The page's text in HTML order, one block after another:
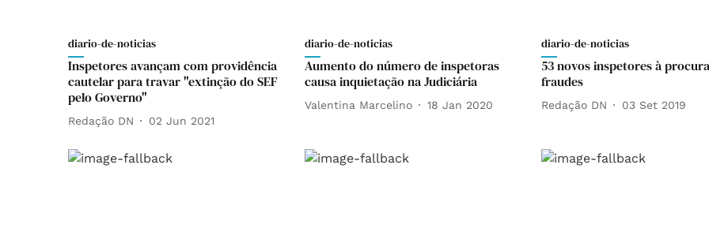
diario-de-noticias
Inspetores avançam com providência
cautelar para travar "extinção do SEF
pelo Governo"
Redação DN 02 Jun 2021
diario-de-noticias
Aumento do número de inspetoras
causa inquietação na Judiciária
Valentina Marcelino 18 Jan 2020
diario-de-noticias
53 novos inspetores à
fraudes
Redação DN 03 Set 2019